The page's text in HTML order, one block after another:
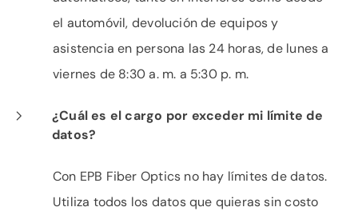
el automóvil, devolución de equipos y
asistencia en persona las 24 horas, de lunes a
viernes de 8:30 a. m. a 5:30 p. m.
¿Cuál es el cargo por exceder mi límite de
datos?
Con EPB Fiber Optics no hay límites de datos.
Utiliza todos los datos que quieras sin costo